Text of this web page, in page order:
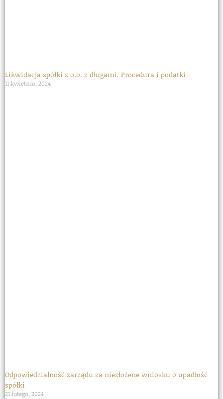
Likwidacja spółki z o.o. z długami. Procedura i podatki
11 kwietnia, 2024
Odpowiedzialność zarządu za niezłożene wniosku o upadłość
spółki
21 lutego, 2024